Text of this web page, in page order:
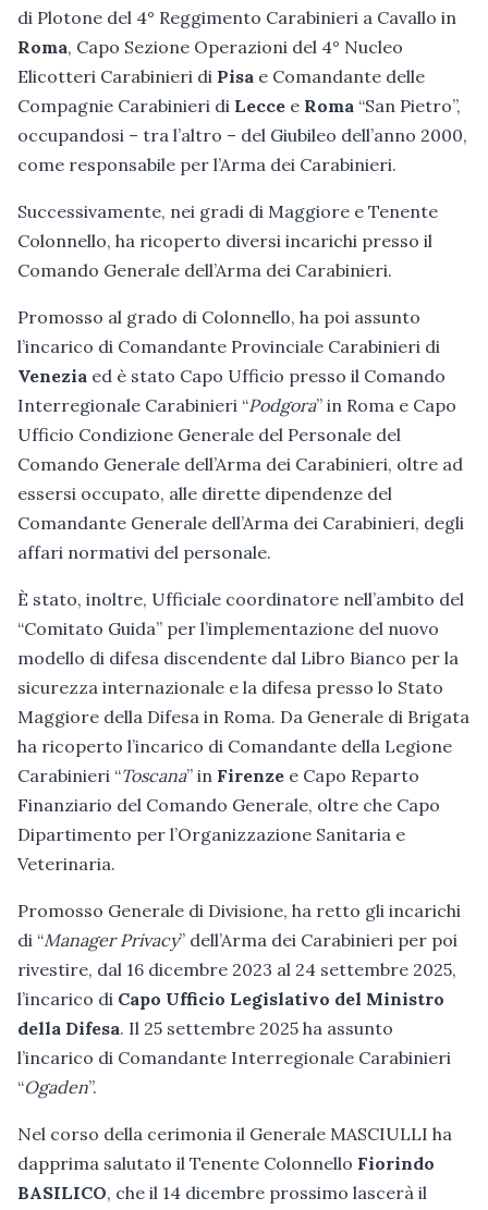
di Plotone del 4° Reggimento Carabinieri a Cavallo in
Roma, Capo Sezione Operazioni del 4° Nucleo
Elicotteri Carabinieri di Pisa e Comandante delle
Compagnie Carabinieri di Lecce e Roma “San Pietro”,
occupandosi – tra l’altro – del Giubileo dell’anno 2000,
come responsabile per l’Arma dei Carabinieri.
Successivamente, nei gradi di Maggiore e Tenente
Colonnello, ha ricoperto diversi incarichi presso il
Comando Generale dell’Arma dei Carabinieri.
Promosso al grado di Colonnello, ha poi assunto
l’incarico di Comandante Provinciale Carabinieri di
Venezia ed è stato Capo Ufficio presso il Comando
Interregionale Carabinieri “Podgora” in Roma e Capo
Ufficio Condizione Generale del Personale del
Comando Generale dell’Arma dei Carabinieri, oltre ad
essersi occupato, alle dirette dipendenze del
Comandante Generale dell’Arma dei Carabinieri, degli
affari normativi del personale.
È stato, inoltre, Ufficiale coordinatore nell’ambito del
“Comitato Guida” per l’implementazione del nuovo
modello di difesa discendente dal Libro Bianco per la
sicurezza internazionale e la difesa presso lo Stato
Maggiore della Difesa in Roma. Da Generale di Brigata
ha ricoperto l’incarico di Comandante della Legione
Carabinieri “Toscana” in Firenze e Capo Reparto
Finanziario del Comando Generale, oltre che Capo
Dipartimento per l’Organizzazione Sanitaria e
Veterinaria.
Promosso Generale di Divisione, ha retto gli incarichi
di “Manager Privacy” dell’Arma dei Carabinieri per poi
rivestire, dal 16 dicembre 2023 al 24 settembre 2025,
l’incarico di Capo Ufficio Legislativo del Ministro
della Difesa. Il 25 settembre 2025 ha assunto
l’incarico di Comandante Interregionale Carabinieri
“Ogaden”.
Nel corso della cerimonia il Generale MASCIULLI ha
dapprima salutato il Tenente Colonnello Fiorindo
BASILICO, che il 14 dicembre prossimo lascerà il